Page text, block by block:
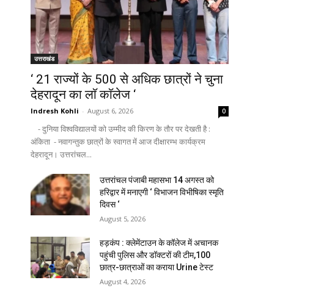
उत्तराखंड
‘ 21 राज्यों के 500 से अधिक छात्रों ने चुना
देहरादून का लाॅ काॅलेज ‘
Indresh Kohli - August 6, 2026 0
- दुनिया विश्वविद्यालयों को उम्मीद की किरण के तौर पर देखती है :
अंकिता - नवागन्तुक छात्रों के स्वागत में आज दीक्षारम्भ कार्यक्रम
देहरादून। उत्तरांचल...
उत्तरांचल पंजाबी महासभा 14 अगस्त को
हरिद्वार में मनाएगी ‘ विभाजन विभीषिका स्मृति
दिवस ‘
August 5, 2026
हड़कंप : क्लेमेंटाउन के कॉलेज में अचानक
पहुंची पुलिस और डॉक्टरों की टीम,100
छात्र-छात्राओं का कराया Urine टेस्ट
August 4, 2026